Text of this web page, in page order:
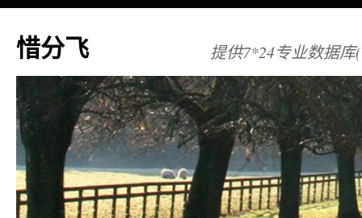
惜分飞 提供7*24专业数据库